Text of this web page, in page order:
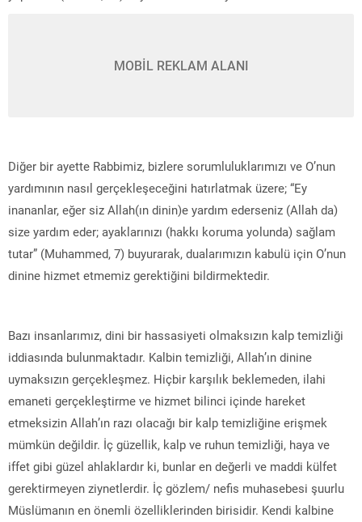
MOBİL REKLAM ALANI
Diğer bir ayette Rabbimiz, bizlere sorumluluklarımızı ve O’nun
yardımının nasıl gerçekleşeceğini hatırlatmak üzere; “Ey
inananlar, eğer siz Allah(ın dinin)e yardım ederseniz (Allah da)
size yardım eder; ayaklarınızı (hakkı koruma yolunda) sağlam
tutar” (Muhammed, 7) buyurarak, dualarımızın kabulü için O’nun
dinine hizmet etmemiz gerektiğini bildirmektedir.
Bazı insanlarımız, dini bir hassasiyeti olmaksızın kalp temizliği
iddiasında bulunmaktadır. Kalbin temizliği, Allah’ın dinine
uymaksızın gerçekleşmez. Hiçbir karşılık beklemeden, ilahi
emaneti gerçekleştirme ve hizmet bilinci içinde hareket
etmeksizin Allah’ın razı olacağı bir kalp temizliğine erişmek
mümkün değildir. İç güzellik, kalp ve ruhun temizliği, haya ve
iffet gibi güzel ahlaklardır ki, bunlar en değerli ve maddi külfet
gerektirmeyen ziynetlerdir. İç gözlem/ nefis muhasebesi şuurlu
Müslümanın en önemli özelliklerinden birisidir. Kendi kalbine